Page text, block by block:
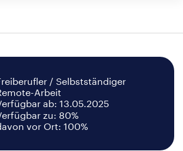
/ Selbstständiger
Arbeit
ab: 13.05.2025
zu: 80%
vor Ort: 100%